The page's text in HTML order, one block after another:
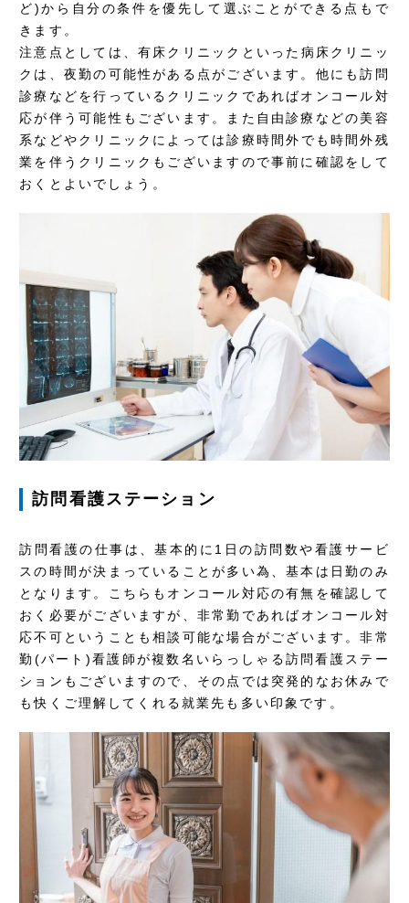
ど)から自分の条件を優先して選ぶことができる点もで
きます。
注意点としては、有床クリニックといった病床クリニッ
クは、夜勤の可能性がある点がございます。他にも訪問
診療などを行っているクリニックであればオンコール対
応が伴う可能性もございます。また自由診療などの美容
系などやクリニックによっては診療時間外でも時間外残
業を伴うクリニックもございますので事前に確認をして
おくとよいでしょう。
訪問看護ステーション
訪問看護の仕事は、基本的に1日の訪問数や看護サービ
スの時間が決まっていることが多い為、基本は日勤のみ
となります。こちらもオンコール対応の有無を確認して
おく必要がございますが、非常勤であればオンコール対
応不可ということも相談可能な場合がございます。非常
勤(パート)看護師が複数名いらっしゃる訪問看護ステー
ションもございますので、その点では突発的なお休みで
も快くご理解してくれる就業先も多い印象です。